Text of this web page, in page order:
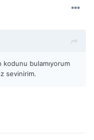
bulamıyorum
sevinirim.